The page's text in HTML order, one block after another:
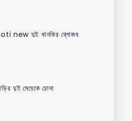
new দুই খানকির ব্লোজব
দুই মেয়েকে চোদা